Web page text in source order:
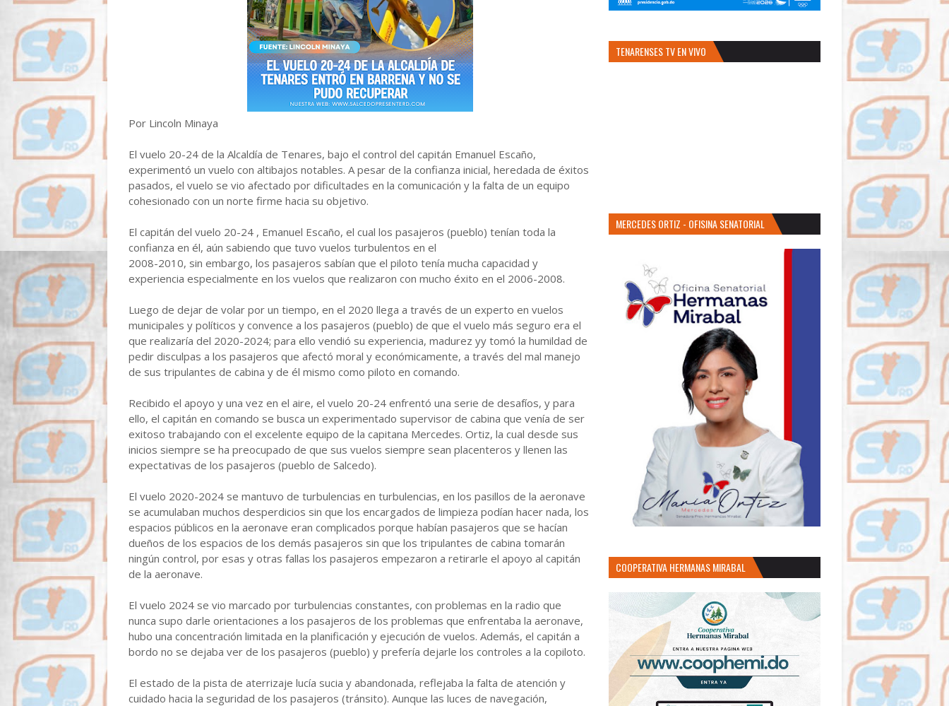
Por Lincoln Minaya
El vuelo 20-24 de la Alcaldía de Tenares, bajo el control del capitán Emanuel Escaño,
experimentó un vuelo con altibajos notables. A pesar de la confianza inicial, heredada de éxitos
pasados, el vuelo se vio afectado por dificultades en la comunicación y la falta de un equipo
cohesionado con un norte firme hacia su objetivo.
El capitán del vuelo 20-24 , Emanuel Escaño, el cual los pasajeros (pueblo) tenían toda la
confianza en él, aún sabiendo que tuvo vuelos turbulentos en el
2008-2010, sin embargo, los pasajeros sabían que el piloto tenía mucha capacidad y
experiencia especialmente en los vuelos que realizaron con mucho éxito en el 2006-2008.
Luego de dejar de volar por un tiempo, en el 2020 llega a través de un experto en vuelos
municipales y políticos y convence a los pasajeros (pueblo) de que el vuelo más seguro era el
que realizaría del 2020-2024; para ello vendió su experiencia, madurez yy tomó la humildad de
pedir disculpas a los pasajeros que afectó moral y económicamente, a través del mal manejo
de sus tripulantes de cabina y de él mismo como piloto en comando.
Recibido el apoyo y una vez en el aire, el vuelo 20-24 enfrentó una serie de desafíos, y para
ello, el capitán en comando se busca un experimentado supervisor de cabina que venía de ser
exitoso trabajando con el excelente equipo de la capitana Mercedes. Ortiz, la cual desde sus
inicios siempre se ha preocupado de que sus vuelos siempre sean placenteros y llenen las
expectativas de los pasajeros (pueblo de Salcedo).
El vuelo 2020-2024 se mantuvo de turbulencias en turbulencias, en los pasillos de la aeronave
se acumulaban muchos desperdicios sin que los encargados de limpieza podían hacer nada, los
espacios públicos en la aeronave eran complicados porque habían pasajeros que se hacían
dueños de los espacios de los demás pasajeros sin que los tripulantes de cabina tomarán
ningún control, por esas y otras fallas los pasajeros empezaron a retirarle el apoyo al capitán
de la aeronave.
El vuelo 2024 se vio marcado por turbulencias constantes, con problemas en la radio que
nunca supo darle orientaciones a los pasajeros de los problemas que enfrentaba la aeronave,
hubo una concentración limitada en la planificación y ejecución de vuelos. Además, el capitán a
bordo no se dejaba ver de los pasajeros (pueblo) y prefería dejarle los controles a la copiloto.
El estado de la pista de aterrizaje lucía sucia y abandonada, reflejaba la falta de atención y
cuidado hacia la seguridad de los pasajeros (tránsito). Aunque las luces de navegación,
TENARENSES TV EN VIVO
MERCEDES ORTIZ - OFISINA SENATORIAL
COOPERATIVA HERMANAS MIRABAL